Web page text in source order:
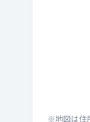
※地図は住